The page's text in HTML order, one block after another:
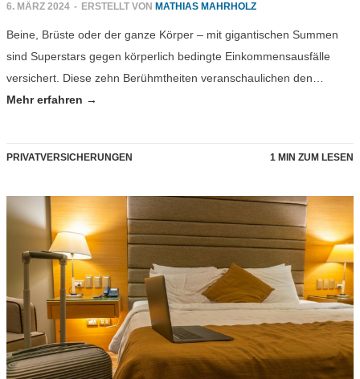
6. MÄRZ 2024 - ERSTELLT VON MATHIAS MAHRHOLZ
Beine, Brüste oder der ganze Körper – mit gigantischen Summen
sind Superstars gegen körperlich bedingte Einkommensausfälle
versichert. Diese zehn Berühmtheiten veranschaulichen den…
Mehr erfahren →
PRIVATVERSICHERUNGEN 1 MIN ZUM LESEN